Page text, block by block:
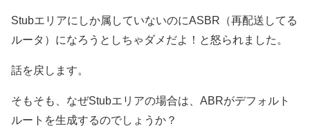
Stubエリアにしか属していないのにASBR（再配送してる
ルータ）になろうとしちゃダメだよ！と怒られました。
話を戻します。
そもそも、なぜStubエリアの場合は、ABRがデフォルト
ルートを生成するのでしょうか？